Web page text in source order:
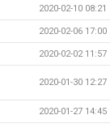
2020-02-10 08:21
2020-02-06 17:00
2020-02-02 11:57
2020-01-30 12:27
2020-01-27 14:45